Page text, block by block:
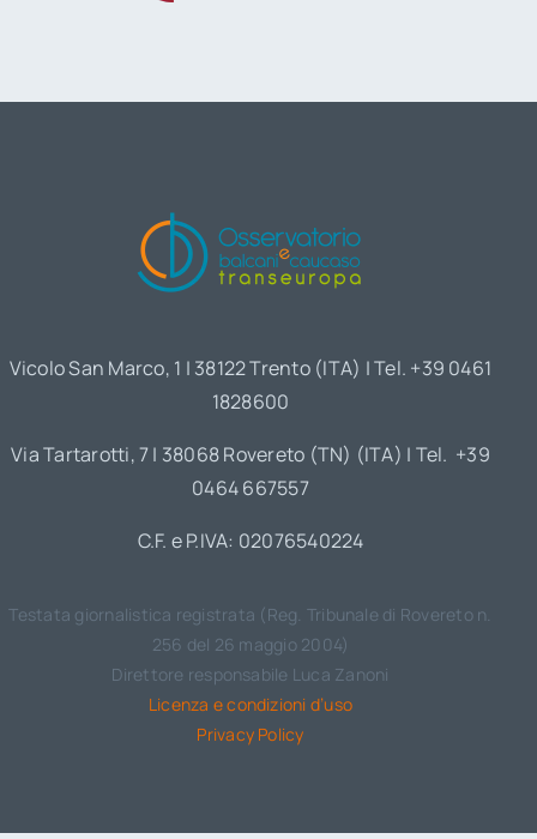
Vicolo San Marco, 1 | 38122 Trento (ITA) | Tel. +39 0461
1828600
Via Tartarotti, 7 | 38068 Rovereto (TN) (ITA) | Tel. +39
0464 667557
C.F. e P.IVA: 02076540224
Testata giornalistica registrata (Reg. Tribunale di Rovereto n.
256 del 26 maggio 2004)
Direttore responsabile Luca Zanoni
Licenza e condizioni d’uso
Privacy Policy